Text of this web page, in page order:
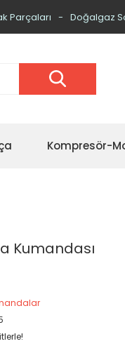
Parçaları Doğalgaz
Kompresör-
Kumandası